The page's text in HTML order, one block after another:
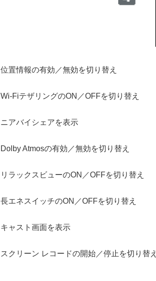
位置情報の有効／無効を切り替え
Wi-FiテザリングのON／OFFを切り替え
ニアバイシェアを表示
Dolby Atmosの有効／無効を切り替え
リラックスビューのON／OFFを切り替え
長エネスイッチのON／OFFを切り替え
キャスト画面を表示
スクリーン レコードの開始／停止を切り替え